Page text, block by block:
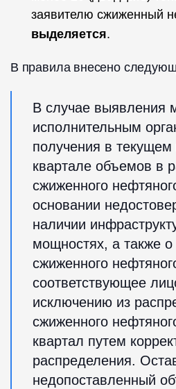
заявителю сжиженный
выделяется.
В правила внесено
В случае выявления
исполнительным
получения в
квартале объемов в
сжиженного
основании
наличии
мощностях, а также о
сжиженного
соответствующее
исключению из
сжиженного
квартал путем
распределения.
недопоставленный